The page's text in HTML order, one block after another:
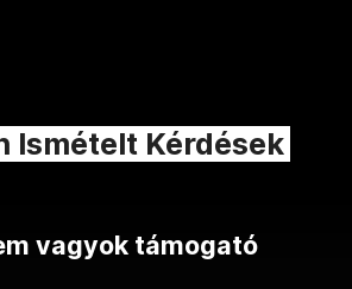
Ismételt Kérdések
vagyok támogató